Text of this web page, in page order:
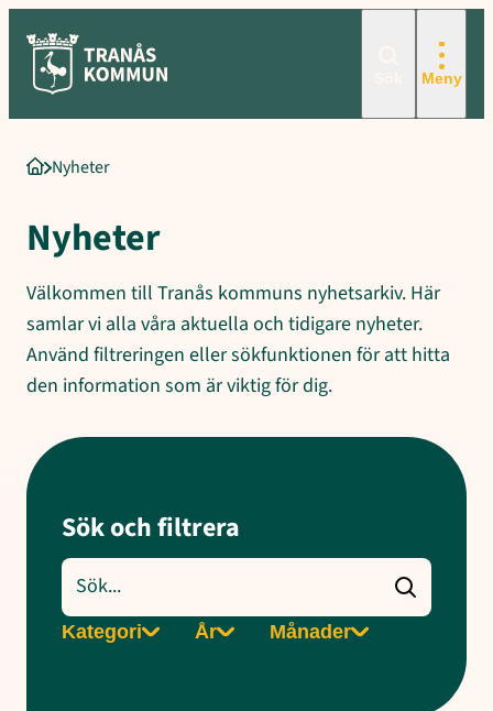
innehåll
Meny
Startsida
Nyheter
Nyheter
Välkommen till Tranås kommuns nyhetsarkiv. Här
samlar vi alla våra aktuella och tidigare nyheter.
Använd filtreringen eller sökfunktionen för att hitta
den information som är viktig för dig.
Sök och filtrera
Sök
nyheter
Filtrera
Kategori
Filtrera
År
Filtrera
Månader